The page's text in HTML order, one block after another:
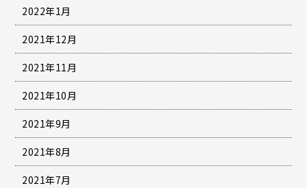
2022年1月
2021年12月
2021年11月
2021年10月
2021年9月
2021年8月
2021年7月